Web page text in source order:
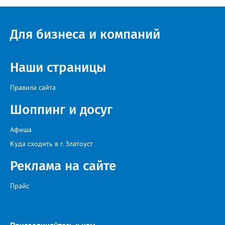
Для бизнеса и компаний
Наши страницы
Правила сайта
Шоппинг и досуг
Афиша
Куда сходить в г. Златоуст
Реклама на сайте
Прайс